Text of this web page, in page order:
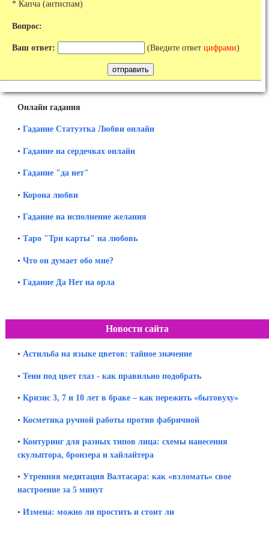
* Капча (антиспам)
Вопрос:
Ваш ответ: (Введите ответ цифрами)
Онлайн гадания
• Гадание Статуэтка Любви онлайн
• Гадание на сердечках онлайн
• Гадание "да нет"
• Корона любви
• Гадание на исполнение желания
• Таро "Три карты" на любовь
• Что он думает обо мне?
• Гадание Да Нет на орла
Новости сайта
• Астильба на языке цветов: тайное значение
• Тени под цвет глаз - как правильно подобрать
• Кризис 3, 7 и 10 лет в браке – как пережить «бытовуху»
• Косметика ручной работы против фабричной
• Контуринг для разных типов лица: схемы нанесения
скульптора, бронзера и хайлайтера
• Утренняя медитация Валтасара: как «взломать» свое
настроение за 5 минут
• Измена: можно ли простить и стоит ли